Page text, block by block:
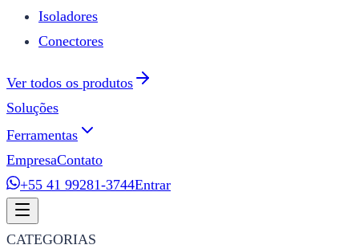
Isoladores
Conectores
Ver todos os produtos
Soluções
Ferramentas
EmpresaContato
+55 41 99281-3744Entrar
CATEGORIAS